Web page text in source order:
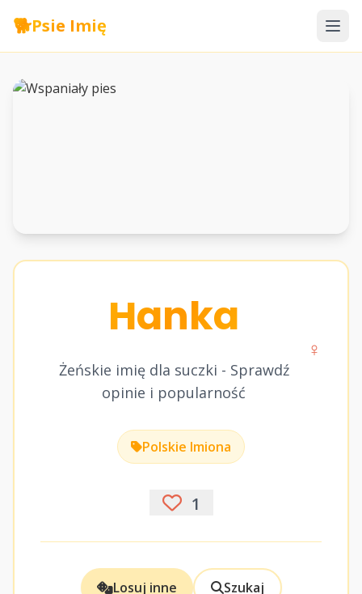
🐕Psie Imię
Hanka
Żeńskie imię dla suczki - Sprawdź
opinie i popularność
♀
Polskie Imiona
1
Losuj inne Szukaj